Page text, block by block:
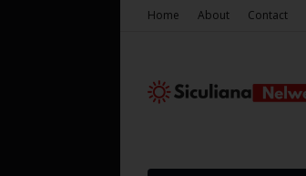
Home About Contact